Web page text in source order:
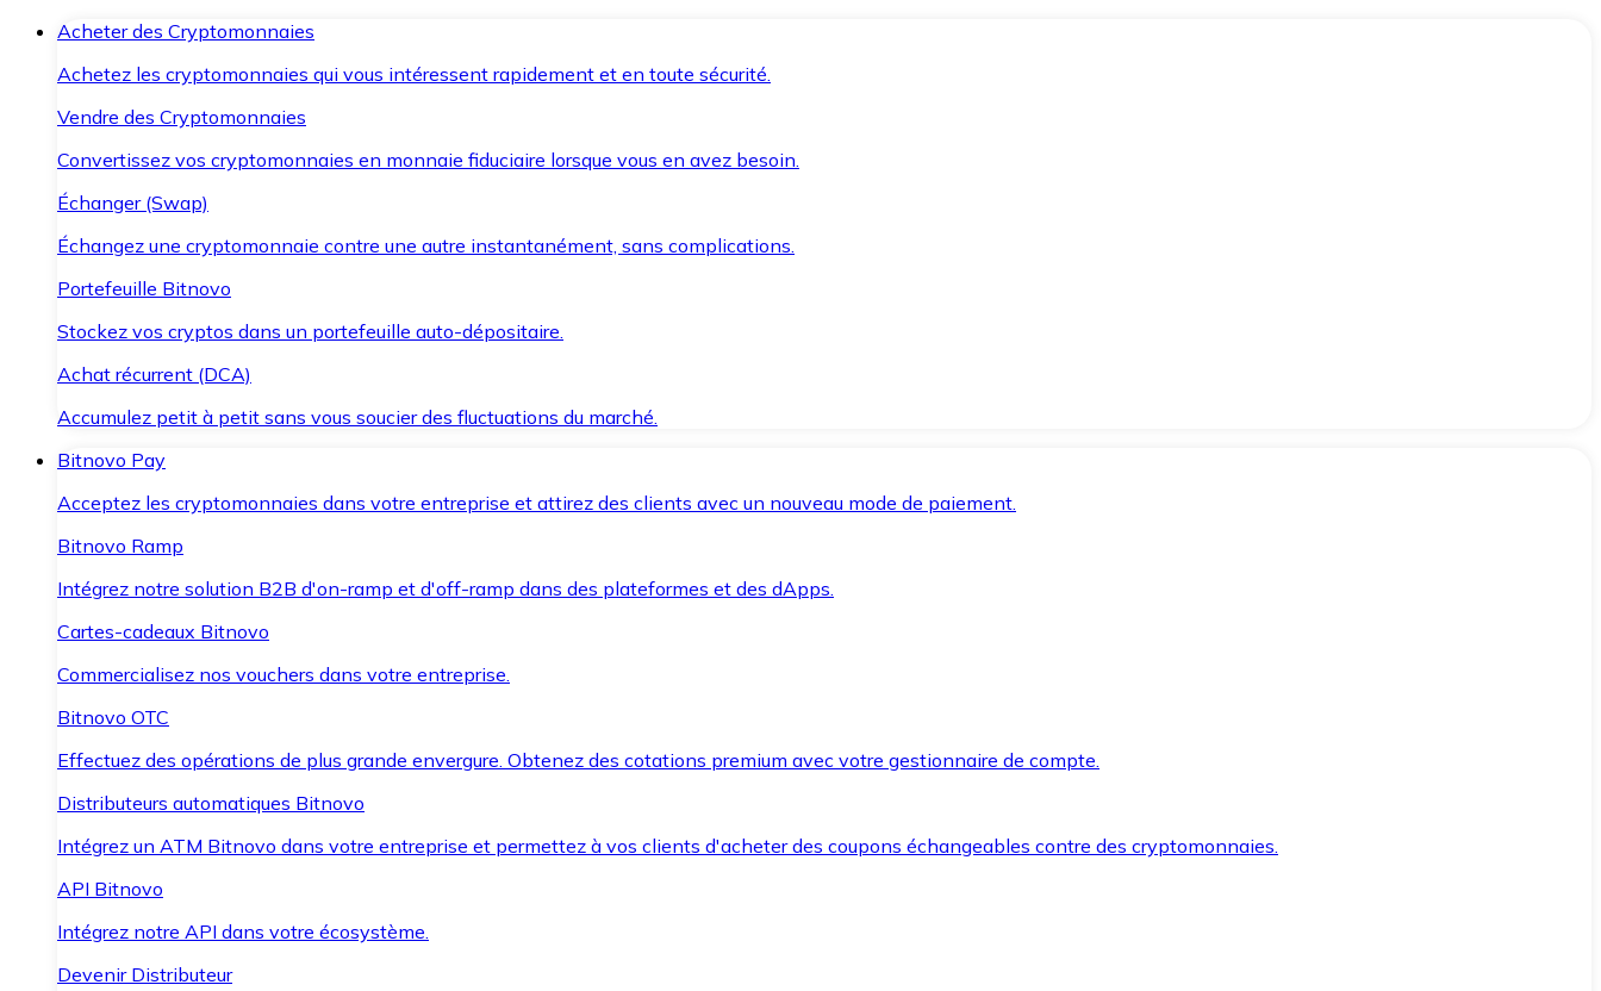
Acheter des Cryptomonnaies
Achetez les cryptomonnaies qui vous intéressent rapidement et en toute sécurité.
Vendre des Cryptomonnaies
Convertissez vos cryptomonnaies en monnaie fiduciaire lorsque vous en avez besoin.
Échanger (Swap)
Échangez une cryptomonnaie contre une autre instantanément, sans complications.
Portefeuille Bitnovo
Stockez vos cryptos dans un portefeuille auto-dépositaire.
Achat récurrent (DCA)
Accumulez petit à petit sans vous soucier des fluctuations du marché.
Bitnovo Pay
Acceptez les cryptomonnaies dans votre entreprise et attirez des clients avec un nouveau mode de paiement.
Bitnovo Ramp
Intégrez notre solution B2B d'on-ramp et d'off-ramp dans des plateformes et des dApps.
Cartes-cadeaux Bitnovo
Commercialisez nos vouchers dans votre entreprise.
Bitnovo OTC
Effectuez des opérations de plus grande envergure. Obtenez des cotations premium avec votre gestionnaire de compte.
Distributeurs automatiques Bitnovo
Intégrez un ATM Bitnovo dans votre entreprise et permettez à vos clients d'acheter des coupons échangeables contre des cryptomonnaies.
API Bitnovo
Intégrez notre API dans votre écosystème.
Devenir Distributeur